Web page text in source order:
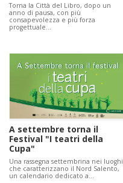
Torna la Città del Libro, dopo un
anno di pausa, con più
consapevolezza e più forza
progettuale…
A settembre torna il
Festival "I teatri della
Cupa"
Una rassegna settembrina nei luoghi
che caratterizzano il Nord Salento,
un calendario dedicato a…